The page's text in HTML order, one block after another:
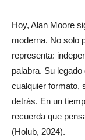
Hoy, Alan Moore
moderna. No solo
representa:
palabra. Su
cualquier formato,
detrás. En un
recuerda que
(Holub, 2024).